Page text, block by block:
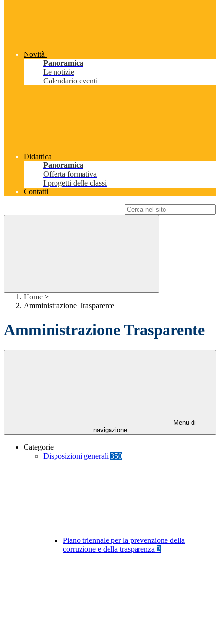
Novità
Panoramica
Le notizie
Calendario eventi
Didattica
Panoramica
Offerta formativa
I progetti delle classi
Contatti
Home >
Amministrazione Trasparente
Amministrazione Trasparente
Menu di
navigazione
Categorie
Disposizioni generali 350
Piano triennale per la prevenzione della
corruzione e della trasparenza 2